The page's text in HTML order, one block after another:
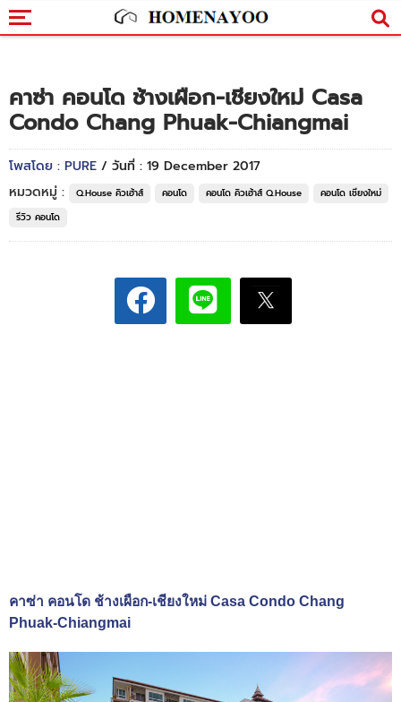
คาซ่า คอนโด ช้างเผือก-เชียงใหม่ Casa
Condo Chang Phuak-Chiangmai
โพสโดย : PURE / วันที่ : 19 December 2017
หมวดหมู่ :
Q.House คิวเฮ้าส์ คอนโด คอนโด คิวเฮ้าส์ Q.House
คอนโด เชียงใหม่
รีวิว คอนโด
คาซ่า คอนโด ช้างเผือก-เชียงใหม่ Casa Condo Chang
Phuak-Chiangmai